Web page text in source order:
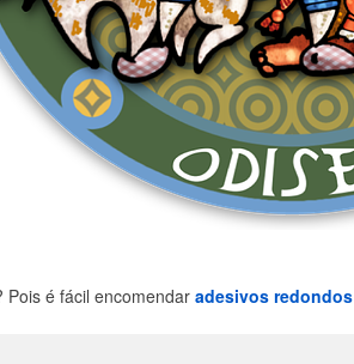
Pois é fácil encomendar adesivos redondos